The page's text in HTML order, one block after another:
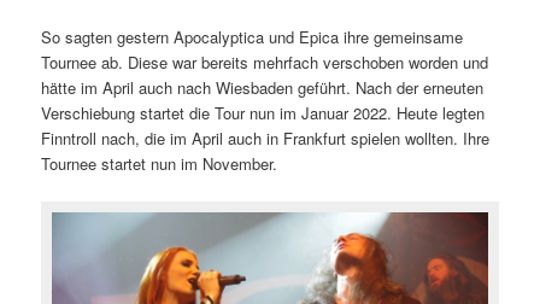
So sagten gestern Apocalyptica und Epica ihre gemeinsame
Tournee ab. Diese war bereits mehrfach verschoben worden und
hätte im April auch nach Wiesbaden geführt. Nach der erneuten
Verschiebung startet die Tour nun im Januar 2022. Heute legten
Finntroll nach, die im April auch in Frankfurt spielen wollten. Ihre
Tournee startet nun im November.